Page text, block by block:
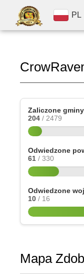
PL
Zaliczone gminy
204 / 2479
Odwiedzone
61 / 330
Odwiedzone
10 / 16
Mapa